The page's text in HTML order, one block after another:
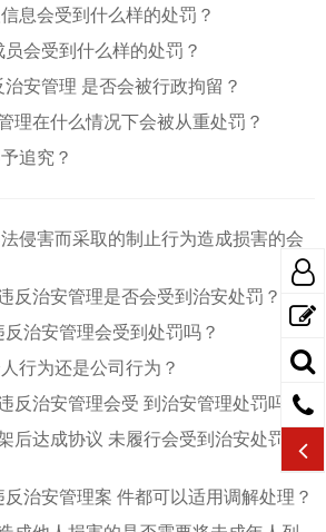
息会受到什么样的处罚？
会受到什么样的处罚？
安管理 是否会被行政拘留？
理在什么情况下会被从重处罚？
追究？
侵害而采取的制止行为造成损害的会
反治安管理是否会受到治安处罚？
治安管理会受到处罚吗？
行为还是公司行为？
反治安管理会受 到治安管理处罚吗？
后达成协议 未履行会受到治安处罚
治安管理案 件都可以适用调解处理？